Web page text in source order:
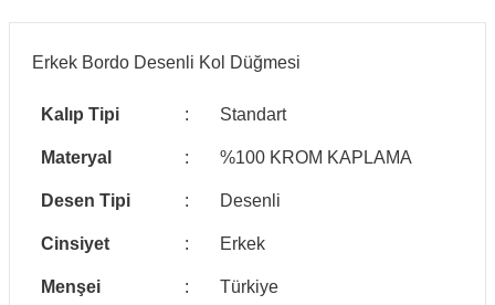
Erkek Bordo Desenli Kol Düğmesi
Kalıp Tipi : Standart
Materyal : %100 KROM KAPLAMA
Desen Tipi : Desenli
Cinsiyet : Erkek
Menşei :
Türkiye